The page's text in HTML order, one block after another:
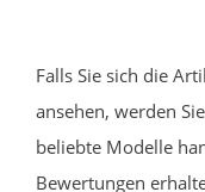
Falls Sie sich die
ansehen, werden
beliebte Modelle
Bewertungen